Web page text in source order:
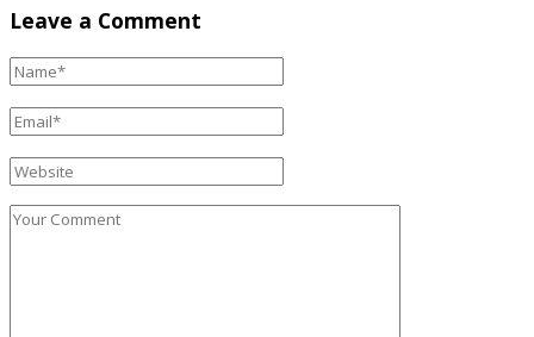
Leave a Comment